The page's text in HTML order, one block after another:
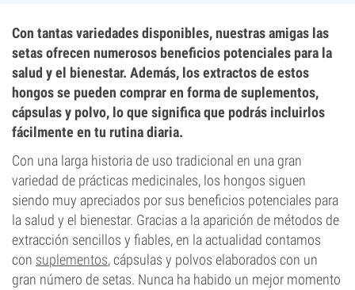
Con tantas variedades disponibles, nuestras amigas las
setas ofrecen numerosos beneficios potenciales para la
salud y el bienestar. Además, los extractos de estos
hongos se pueden comprar en forma de suplementos,
cápsulas y polvo, lo que significa que podrás incluirlos
fácilmente en tu rutina diaria.
Con una larga historia de uso tradicional en una gran
variedad de prácticas medicinales, los hongos siguen
siendo muy apreciados por sus beneficios potenciales para
la salud y el bienestar. Gracias a la aparición de métodos de
extracción sencillos y fiables, en la actualidad contamos
con suplementos, cápsulas y polvos elaborados con un
gran número de setas. Nunca ha habido un mejor momento